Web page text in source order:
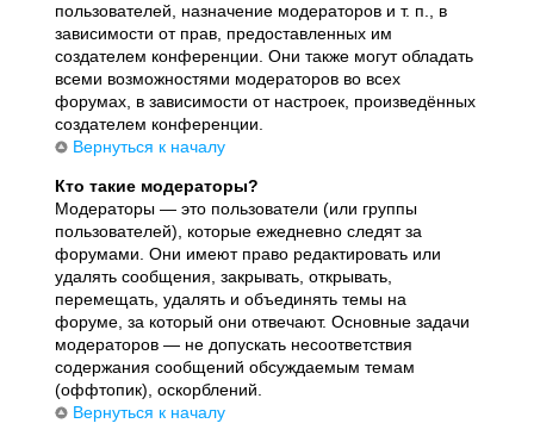
пользователей, назначение модераторов и т. п., в
зависимости от прав, предоставленных им
создателем конференции. Они также могут обладать
всеми возможностями модераторов во всех
форумах, в зависимости от настроек, произведённых
создателем конференции.
Вернуться к началу
Кто такие модераторы?
Модераторы — это пользователи (или группы
пользователей), которые ежедневно следят за
форумами. Они имеют право редактировать или
удалять сообщения, закрывать, открывать,
перемещать, удалять и объединять темы на
форуме, за который они отвечают. Основные задачи
модераторов — не допускать несоответствия
содержания сообщений обсуждаемым темам
(оффтопик), оскорблений.
Вернуться к началу